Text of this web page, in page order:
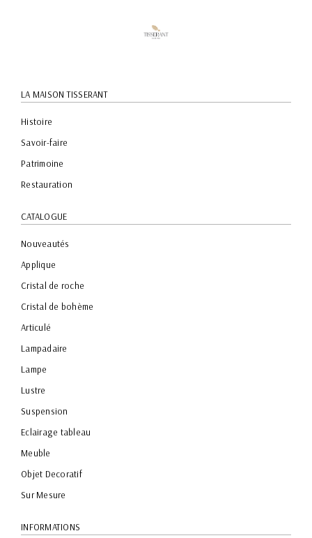
LA MAISON TISSERANT
Histoire
Savoir-faire
Patrimoine
Restauration
CATALOGUE
Nouveautés
Applique
Cristal de roche
Cristal de bohème
Articulé
Lampadaire
Lampe
Lustre
Suspension
Eclairage tableau
Meuble
Objet Decoratif
Sur Mesure
INFORMATIONS